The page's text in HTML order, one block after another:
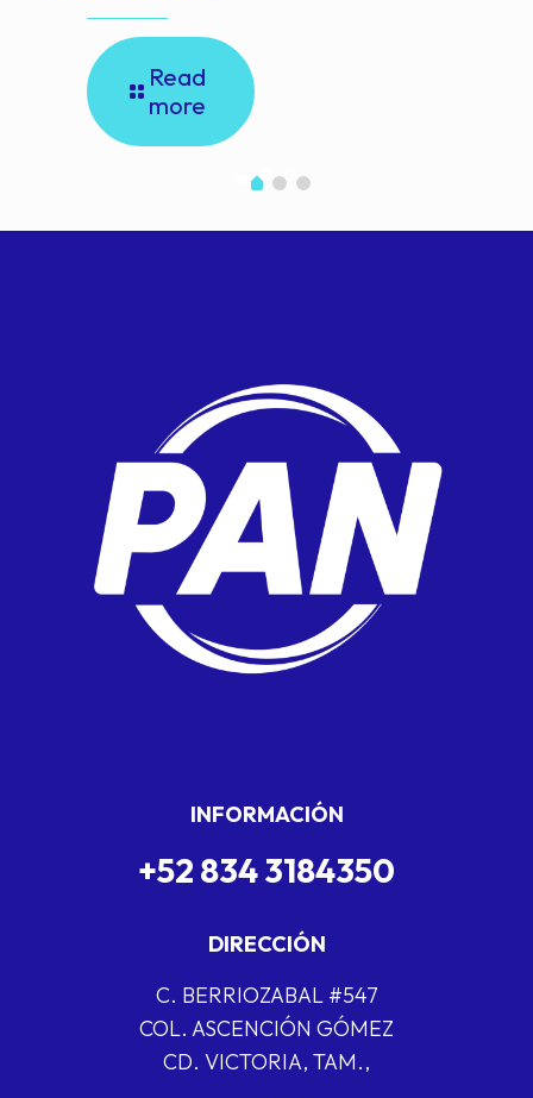
Read
more
INFORMACIÓN
+52 834 3184350
DIRECCIÓN
C. BERRIOZABAL #547
COL. ASCENCIÓN GÓMEZ
CD. VICTORIA, TAM.,